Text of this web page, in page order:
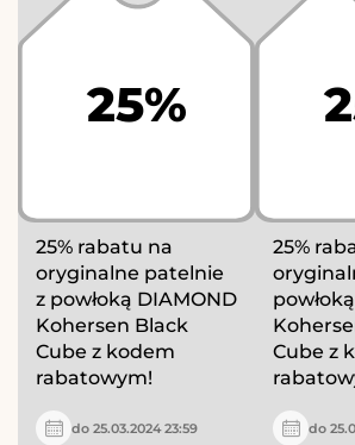
25%
25% rabatu na
oryginalne patelnie
z powłoką DIAMOND
Kohersen Black
Cube z kodem
rabatowym!
do 25.03.2024 23:59
25%
Cube z
do